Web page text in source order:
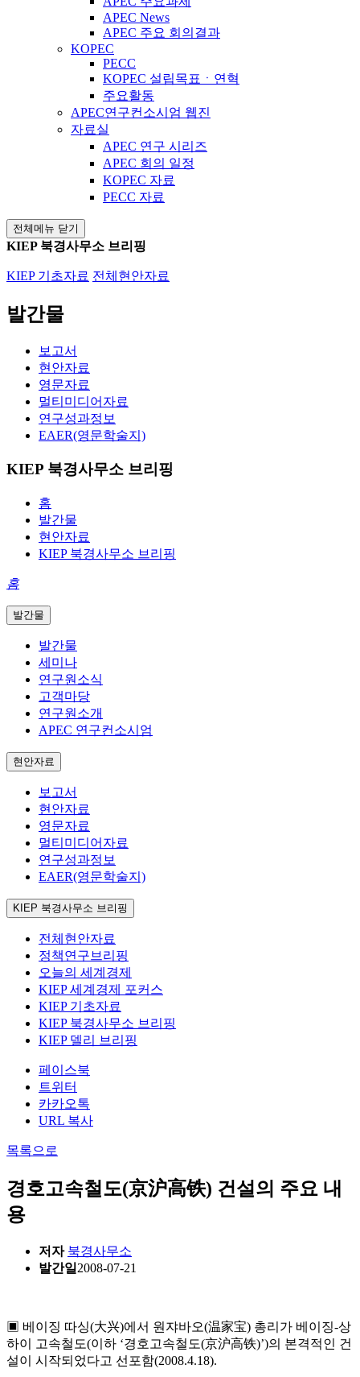
APEC News
APEC 주요 회의결과
KOPEC
PECC
KOPEC 설립목표ㆍ연혁
주요활동
APEC연구컨소시엄 웹진
자료실
APEC 연구 시리즈
APEC 회의 일정
KOPEC 자료
PECC 자료
전체메뉴 닫기
KIEP 북경사무소 브리핑
KIEP 기초자료 전체현안자료
발간물
보고서
현안자료
영문자료
멀티미디어자료
연구성과정보
EAER(영문학술지)
KIEP 북경사무소 브리핑
홈
발간물
현안자료
KIEP 북경사무소 브리핑
홈
발간물
발간물
세미나
연구원소식
고객마당
연구원소개
APEC 연구컨소시엄
현안자료
보고서
현안자료
영문자료
멀티미디어자료
연구성과정보
EAER(영문학술지)
KIEP 북경사무소 브리핑
전체현안자료
정책연구브리핑
오늘의 세계경제
KIEP 세계경제 포커스
KIEP 기초자료
KIEP 북경사무소 브리핑
KIEP 델리 브리핑
페이스북
트위터
카카오톡
URL 복사
목록으로
경호고속철도(京沪高铁) 건설의 주요 내
용
저자 북경사무소
발간일 2008-07-21
▣ 베이징 따싱(大兴)에서 원쟈바오(温家宝) 총리가 베이징-상
하이 고속철도(이하 ‘경호고속철도(京沪高铁)’)의 본격적인 건
설이 시작되었다고 선포함(2008.4.18).